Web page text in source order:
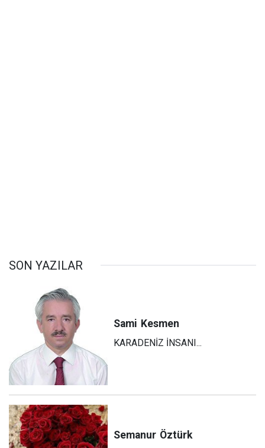
SON YAZILAR
Sami Kesmen
KARADENİZ İNSANI...
Semanur Öztürk